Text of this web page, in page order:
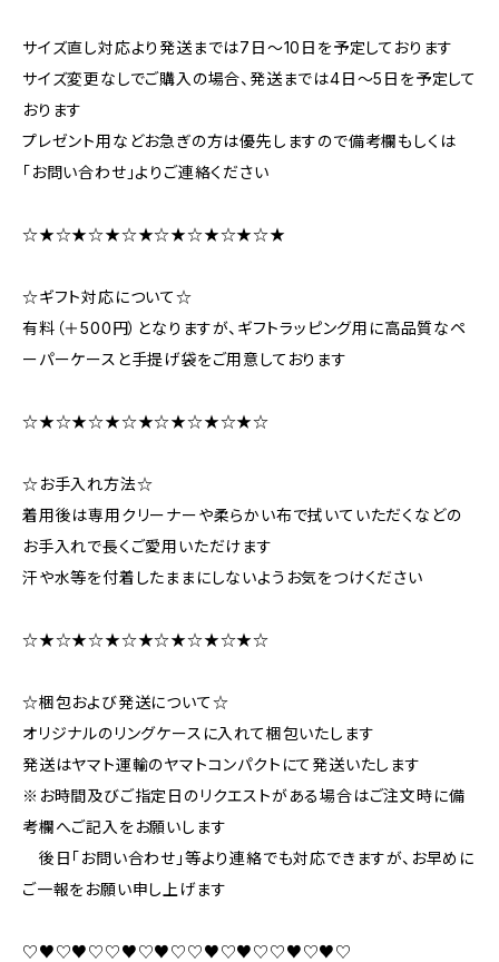
サイズ直し対応より発送までは7日～10日を予定しております
サイズ変更なしでご購入の場合、発送までは4日～5日を予定して
おります
プレゼント用などお急ぎの方は優先しますので備考欄もしくは
「お問い合わせ」よりご連絡ください
☆★☆★☆★☆★☆★☆★☆★☆★
☆ギフト対応について☆
有料（＋500円）となりますが、ギフトラッピング用に高品質なペ
ーパーケースと手提げ袋をご用意しております
☆★☆★☆★☆★☆★☆★☆★☆
☆お手入れ方法☆
着用後は専用クリーナーや柔らかい布で拭いていただくなどの
お手入れで長くご愛用いただけます
汗や水等を付着したままにしないようお気をつけください
☆★☆★☆★☆★☆★☆★☆★☆
☆梱包および発送について☆
オリジナルのリングケースに入れて梱包いたします
発送はヤマト運輸のヤマトコンパクトにて発送いたします
※お時間及びご指定日のリクエストがある場合はご注文時に備
考欄へご記入をお願いします
後日「お問い合わせ」等より連絡でも対応できますが、お早めに
ご一報をお願い申し上げます
♡♥♡♥♡♡♥♡♥♡♡♥♡♥♡♡♥♡♥♡